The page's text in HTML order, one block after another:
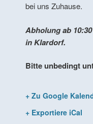
bei uns Zuhause.
Abholung ab
in Klardorf.
Bitte unbedingt
+ Zu Google
+ Exportiere iCal